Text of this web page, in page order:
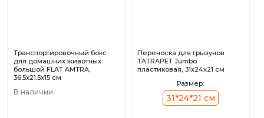
Транспортировочный бокс
для домашних животных
большой FLAT AMTRA,
36.5x21.5x15 см
В наличии
Переноска для грызунов
TATRAPET Jumbo
пластиковая, 31х24х21 см
Размер:
31*24*21 см